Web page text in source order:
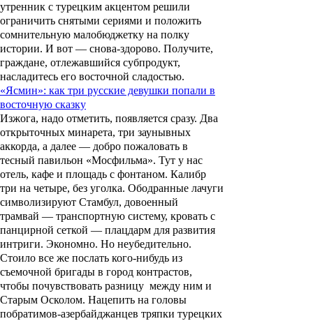
утренник с турецким акцентом решили
ограничить снятыми сериями и положить
сомнительную малобюджетку на полку
истории. И вот — снова-здорово. Получите,
граждане, отлежавшийся субпродукт,
насладитесь его восточной сладостью.
«Ясмин»: как три русские девушки попали в
восточную сказку
Изжога, надо отметить, появляется сразу. Два
открыточных минарета, три заунывных
аккорда, а далее — добро пожаловать в
тесный павильон «Мосфильма». Тут у нас
отель, кафе и площадь с фонтаном. Калибр
три на четыре, без уголка. Ободранные лачуги
символизируют Стамбул, довоенный
трамвай — транспортную систему, кровать с
панцирной сеткой — плацдарм для развития
интриги. Экономно. Но неубедительно.
Стоило все же послать кого-нибудь из
съемочной бригады в город контрастов,
чтобы почувствовать разницу между ним и
Старым Осколом. Нацепить на головы
побратимов-азербайджанцев тряпки турецких